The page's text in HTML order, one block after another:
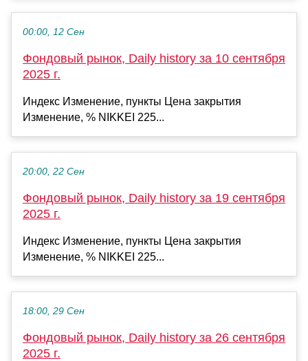
00:00, 12 Сен
Фондовый рынок, Daily history за 10 сентября
2025 г.
Индекс Изменение, пункты Цена закрытия
Изменение, % NIKKEI 225...
20:00, 22 Сен
Фондовый рынок, Daily history за 19 сентября
2025 г.
Индекс Изменение, пункты Цена закрытия
Изменение, % NIKKEI 225...
18:00, 29 Сен
Фондовый рынок, Daily history за 26 сентября
2025 г.